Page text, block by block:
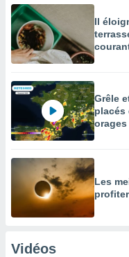
Il
Grêle
placés
Les
Vidéos